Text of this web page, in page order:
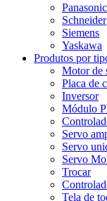
Panasonic
Schneider
Siemens
Yaskawa
Produtos por
Motor de
Placa de
Inversor
Módulo
Servo
Servo
Servo
Trocar
Tela de